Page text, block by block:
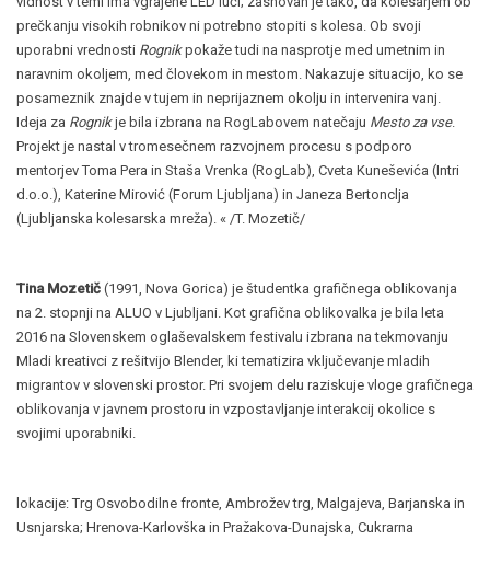
prečkanju visokih robnikov ni potrebno stopiti s kolesa. Ob svoji
uporabni vrednosti Rognikpokaže tudi na nasprotje med umetnim in
naravnim okoljem, med človekom in mestom. Nakazuje situacijo, ko se
posameznik znajde v tujem in neprijaznem okolju in intervenira vanj.
Ideja za Rognikje bila izbrana na RogLabovem natečaju Mesto za vse.
Projekt je nastal v tromesečnem razvojnem procesu s podporo
mentorjev Toma Pera in Staša Vrenka (RogLab), Cveta Kuneševića (Intri
d.o.o.), Katerine Mirović (Forum Ljubljana) in Janeza Bertonclja
(Ljubljanska kolesarska mreža). « /T. Mozetič/
Tina Mozetič (1991, Nova Gorica) je študentka grafičnega oblikovanja
na 2. stopnji na ALUO v Ljubljani. Kot grafična oblikovalka je bila leta
2016 na Slovenskem oglaševalskem festivalu izbrana na tekmovanju
Mladi kreativci z rešitvijo Blender, ki tematizira vključevanje mladih
migrantov v slovenski prostor. Pri svojem delu raziskuje vloge grafičnega
oblikovanja v javnem prostoru in vzpostavljanje interakcij okolice s
svojimi uporabniki.
lokacije: Trg Osvobodilne fronte, Ambrožev trg, Malgajeva, Barjanska in
Usnjarska; Hrenova-Karlovška in Pražakova-Dunajska, Cukrarna